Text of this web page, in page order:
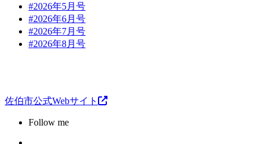
#2026年5月号
#2026年6月号
#2026年7月号
#2026年8月号
佐伯市公式Webサイト
Follow me